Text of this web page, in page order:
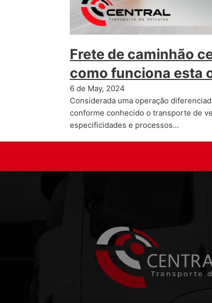
Frete de caminhão
como funciona esta
6 de May, 2024
Considerada uma operação
conforme conhecido o transporte de
especificidades e processos…